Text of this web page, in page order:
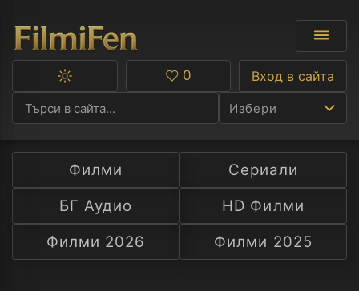
Избери
Ф
С
А
Превключване
тъмна
тема
Любими
0 Вход в сайта
Филми
Сериали
БГ Аудио
HD Филми
Филми 2026
Филми 2025